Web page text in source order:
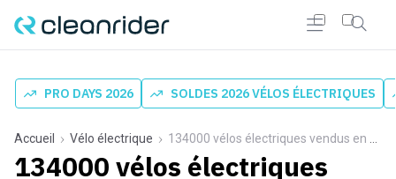
PRO DAYS 2026 SOLDES 2026 VÉLOS ÉLECTRIQUES
Accueil Vélo électrique 134000 vélos électriques vendus en France en 2016
134000 vélos électriques